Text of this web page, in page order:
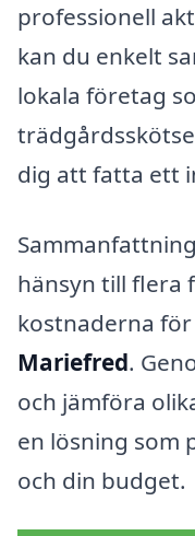
professionell
kan du enkelt
lokala företag
dig att fatta ett
hänsyn till flera
kostnaderna för
Mariefred.
och jämföra
en lösning som
och din budget.